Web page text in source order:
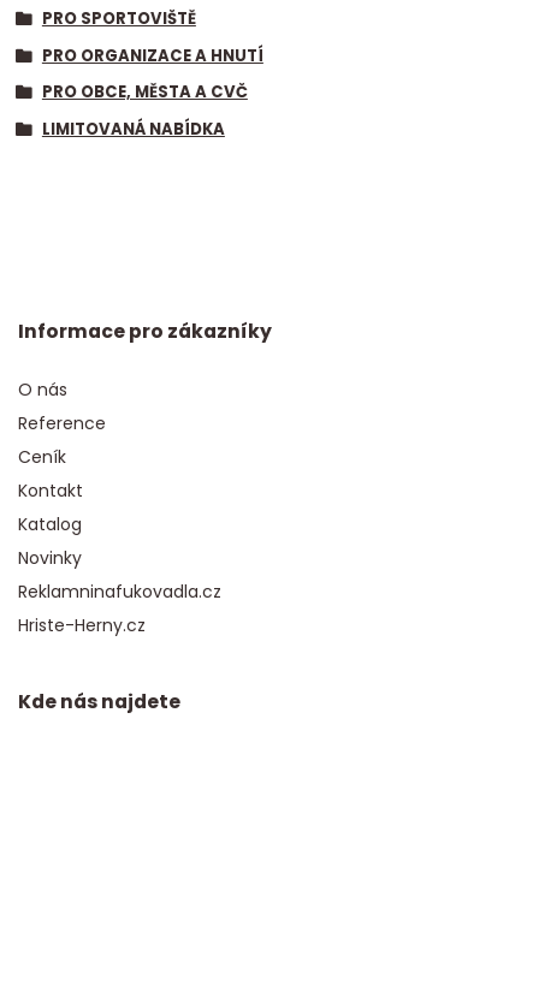
PRO SPORTOVIŠTĚ
PRO ORGANIZACE A HNUTÍ
PRO OBCE, MĚSTA A CVČ
LIMITOVANÁ NABÍDKA
Informace pro zákazníky
O nás
Reference
Ceník
Kontakt
Katalog
Novinky
Reklamninafukovadla.cz
Hriste-Herny.cz
Kde nás najdete